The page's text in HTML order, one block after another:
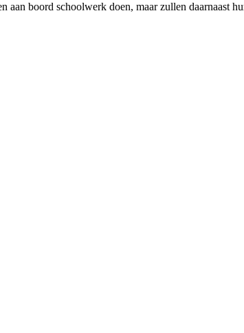
aan boord schoolwerk doen, maar zullen daarnaast